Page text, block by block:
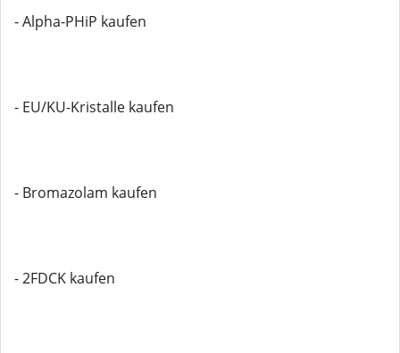
- Alpha-PHiP kaufen
- EU/KU-Kristalle kaufen
- Bromazolam kaufen
- 2FDCK kaufen